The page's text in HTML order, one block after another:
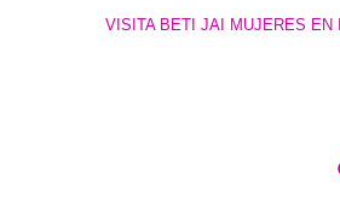
VISITA BETI JAI MUJERES EN